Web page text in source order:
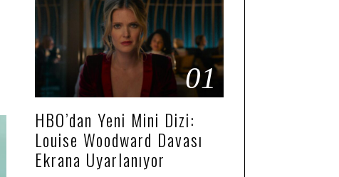
01
HBO’dan Yeni Mini Dizi:
Louise Woodward Davası
Ekrana Uyarlanıyor